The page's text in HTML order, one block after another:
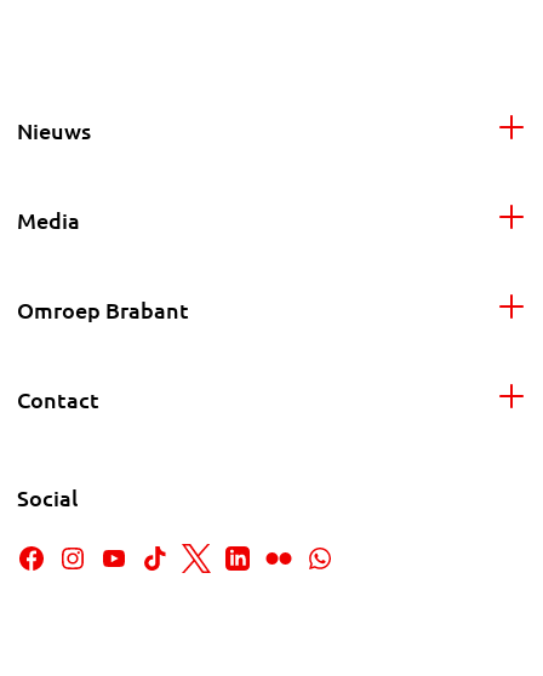
Nieuws
Media
Omroep Brabant
Contact
Social